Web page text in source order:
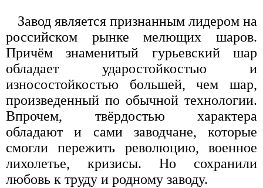
Завод является признанным лидером на
российском рынке мелющих шаров.
Причём знаменитый гурьевский шар
обладает ударостойкостью и
износостойкостью большей, чем шар,
произведенный по обычной технологии.
Впрочем, твёрдостью характера
обладают и сами заводчане, которые
смогли пережить революцию, военное
лихолетье, кризисы. Но сохранили
любовь к труду и родному заводу.